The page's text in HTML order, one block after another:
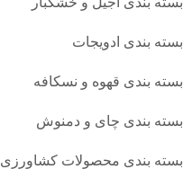
بسته‌ بندی ادویجات
بسته بندی قهوه و نسکافه
بسته بندی چای و دمنوش
بسته بندی محصولات کشاورزی